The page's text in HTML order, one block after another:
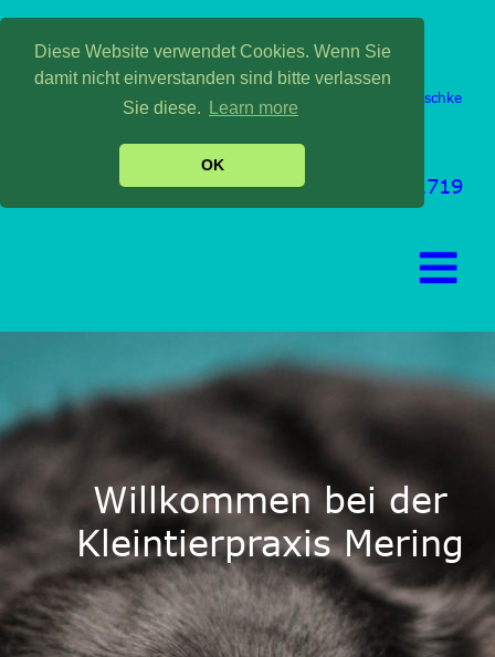
Diese Website verwendet Cookies. Wenn Sie
damit nicht einverstanden sind bitte verlassen
Sie diese.
Learn more
OK
Willkommen bei der
Kleintierpraxis Mering
Dr. med. vet. Monika Nitschke
prakt. Tierärztin
Tel: 08233/7971719